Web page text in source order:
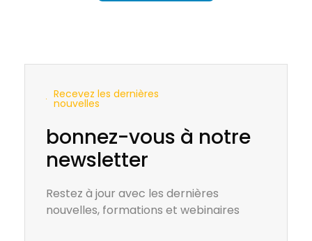
Recevez les dernières
nouvelles
bonnez-vous à notre
newsletter
Restez à jour avec les dernières
nouvelles, formations et webinaires